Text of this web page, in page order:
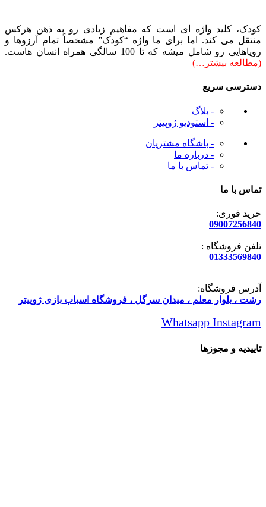
کودک، کلید واژه ای است که مفاهیم زیادی رو به ذهن هرکس
منتقل می کند. اما برای ما واژه “کودک” مشخصاً تمام آرزوها و
رویاهایی رو شامل میشه که تا 100 سالگی همراه انسان هاست.
(مطالعه بیشتر…)
دسترسی سریع
- بلاگ
- استودیو ژوپیتر
- باشگاه مشتریان
- درباره ما
- تماس با ما
تماس با ما
خرید فوری:
09007256840
تلفن فروشگاه :
01333569840
آدرس فروشگاه:
رشت ، بلوار معلم ، میدان سرگل ، فروشگاه اسباب بازی ژوپیتر
Whatsapp Instagram
تاییدیه و مجوزها